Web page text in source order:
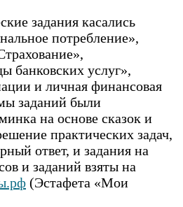
задания касались
потребление»,
банковских услуг»,
и личная финансовая
заданий были
на основе сказок и
практических задач,
ответ, и задания на
и заданий взяты на
(Эстафета «Мои